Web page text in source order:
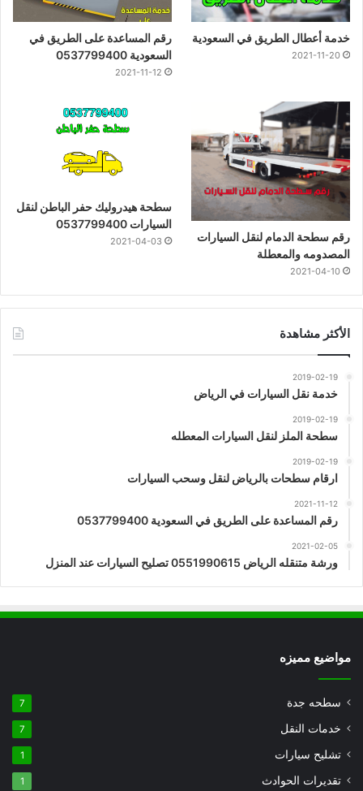
خدمة أعطال الطريق في السعودية
2021-11-20
رقم المساعدة على الطريق في
السعودية 0537799400
2021-11-12
رقم سطحة الدمام لنقل السيارات
المصدومه والمعطلة
2021-04-10
سطحة هيدروليك حفر الباطن لنقل
السيارات 0537799400
2021-04-03
الأكثر مشاهدة
2019-02-19
خدمة نقل السيارات في الرياض
2019-02-19
سطحة الملز لنقل السيارات المعطله
2019-02-19
ارقام سطحات بالرياض لنقل وسحب السيارات
2021-11-12
رقم المساعدة على الطريق في السعودية 0537799400
2021-02-05
ورشة متنقله الرياض 0551990615 تصليح السيارات عند المنزل
مواضيع مميزه
سطحه جدة 7
خدمات النقل 7
تشليح سيارات 1
تقديرات الحوادث 1